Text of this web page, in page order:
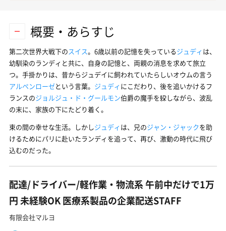
概要・あらすじ
第二次世界大戦下のスイス。6歳以前の記憶を失っているジュディ は、
幼馴染のランディと共に、自身の記憶と、両親の消息を求めて旅立
つ。手掛かりは、昔からジュデイに飼われていたらしいオウムの言う
アルペンローゼという言葉。 ジュディ にこだわり、後を追いかけるフ
ランスのジョルジュ・ド・グールモン伯爵の魔手を躱しながら、波乱
の末に、家族の下にたどり着く。
束の間の幸せな生活。しかしジュディ は、兄のジャン・ジャックを助
けるためにパリに赴いたランディを追って、再び、激動の時代に飛び
込むのだった。
配達/ドライバー/軽作業・物流系 午前中だけで1万
円 未経験OK 医療系製品の企業配送STAFF
有限会社マルヨ